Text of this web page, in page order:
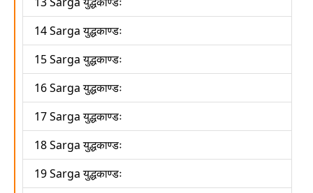
14 Sarga युद्धकाण्डः
15 Sarga युद्धकाण्डः
16 Sarga युद्धकाण्डः
17 Sarga युद्धकाण्डः
18 Sarga युद्धकाण्डः
19 Sarga युद्धकाण्डः